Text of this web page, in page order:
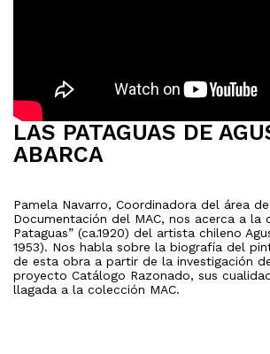
LAS PATAGUAS DE
ABARCA
Pamela Navarro, Coordinadora del área
Documentación del MAC, nos acerca a la
Pataguas” (ca.1920) del artista chileno
1953). Nos habla sobre la biografía del
de esta obra a partir de la investigación
proyecto Catálogo Razonado, sus
llagada a la colección MAC.